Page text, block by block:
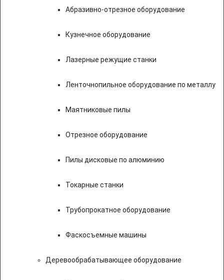
Абразивно-отрезное оборудование
Кузнечное оборудование
Лазерные режущие станки
Ленточнопильное оборудование по металлу
Маятниковые пилы
Отрезное оборудование
Пилы дисковые по алюминию
Токарные станки
Трубопрокатное оборудование
Фаскосъемные машины
Деревообрабатывающее оборудование